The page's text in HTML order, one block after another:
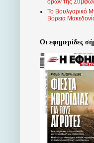
όρων της
Το Βουλγαρικό
Βόρεια
Οι εφημερίδες